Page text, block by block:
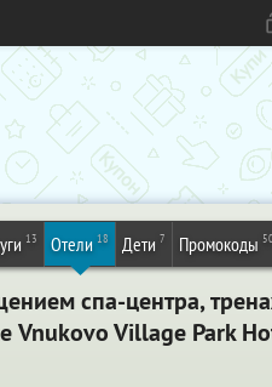
13 Отели 18 Дети 7 Промокоды 50
спа-центра,
Vnukovo Village Park